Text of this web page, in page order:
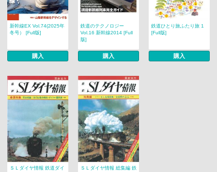
新幹線EX Vol.74(2025年
冬号） [Full版]
購入
鉄道のテクノロジー
Vol.16 新幹線2014 [Full
版]
購入
鉄道ひとり旅ふたり旅 1
[Full版]
購入
ＳＬダイヤ情報 鉄道ダイ
ＳＬダイヤ情報 総集編 鉄